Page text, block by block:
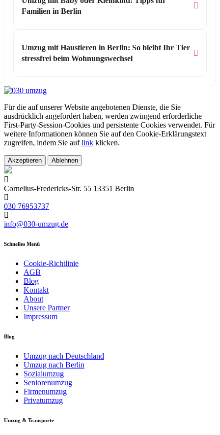
Familien in Berlin
Umzug mit Haustieren in Berlin: So bleibt Ihr Tier
stressfrei beim Wohnungswechsel
Für die auf unserer Website angebotenen Dienste, die Sie
ausdrücklich angefordert haben, werden zwingend erforderliche
First-Party-Session-Cookies und persistente Cookies verwendet. Für
weitere Informationen können Sie auf den Cookie-Erklärungstext
zugreifen, indem Sie auflink klicken.
Akzeptieren Ablehnen
Cornelius-Fredericks-Str. 55 13351 Berlin
030 76953737
info@030-umzug.de
Schnelles Menü
Cookie-Richtlinie
AGB
Blog
Kontakt
About
Unsere Partner
Impressum
Blog
Umzug nach Deutschland
Umzug nach Berlin
Sozialumzug
Seniorenumzug
Firmenumzug
Privatumzug
Umzug & Transporte